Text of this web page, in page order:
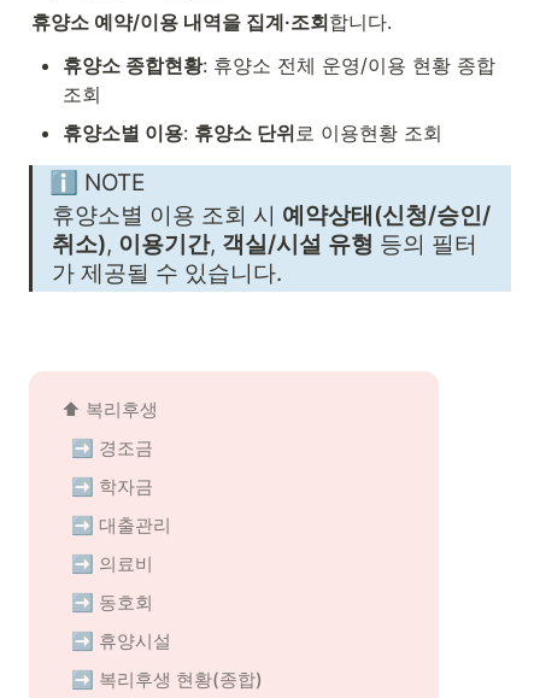
휴양소 예약/이용 내역을 집계·조회합니다.
휴양소 종합현황: 휴양소 전체 운영/이용 현황 종합
조회
휴양소별 이용: 휴양소 단위 로 이용현황 조회
ℹ️ NOTE
휴양소별 이용 조회 시 예약상태(신청/승인/
취소), 이용기간, 객실/시설 유형 등의 필터
가 제공될 수 있습니다.
⬆️ 복리후생
➡️ 경조금
➡️ 학자금
➡️ 대출관리
➡️ 의료비
➡️ 동호회
➡️ 휴양시설
➡️ 복리후생 현황(종합)